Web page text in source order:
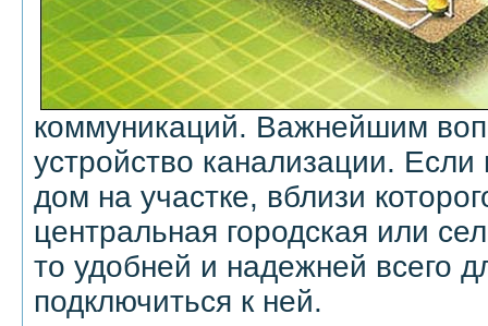
коммуникаций. Важнейшим
устройство канализации.
дом на участке, вблизи
центральная городская или
то удобней и надежней всего
подключиться к ней.